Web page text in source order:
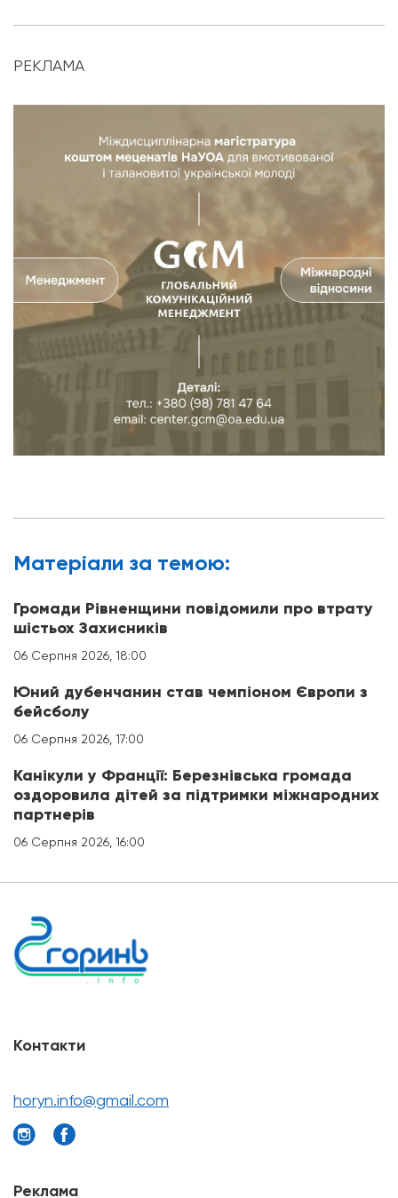
РЕКЛАМА
Матерiали за темою:
Громади Рівненщини повідомили про втрату
шістьох Захисників
06 Серпня 2026, 18:00
Юний дубенчанин став чемпіоном Європи з
бейсболу
06 Серпня 2026, 17:00
Канікули у Франції: Березнівська громада
оздоровила дітей за підтримки міжнародних
партнерів
06 Серпня 2026, 16:00
Контакти
horyn.info@gmail.com
Реклама